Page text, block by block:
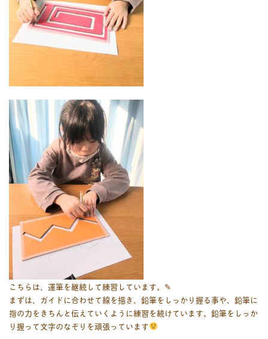
こちらは、運筆を継続して練習しています。✎
まずは、ガイドに合わせて線を描き、鉛筆をしっかり握る事や、鉛筆に
指の力をきちんと伝えていくように練習を続けています。鉛筆をしっか
り握って文字のなぞりを頑張っています